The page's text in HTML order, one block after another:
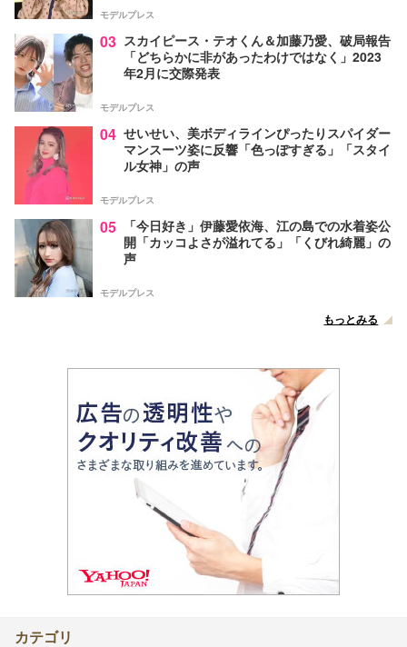
モデルプレス
03 スカイピース・テオくん＆加藤乃愛、破局報告
「どちらかに非があったわけではなく」2023
年2月に交際発表
モデルプレス
04 せいせい、美ボディラインぴったりスパイダー
マンスーツ姿に反響「色っぽすぎる」「スタイ
ル女神」の声
モデルプレス
05
「今日好き」伊藤愛依海、江の島での水着姿公
開「カッコよさが溢れてる」「くびれ綺麗」の
声
モデルプレス
もっとみる
カテゴリ